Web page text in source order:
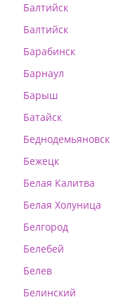
Балтийск
Балтийск
Барабинск
Барнаул
Барыш
Батайск
Беднодемьяновск
Бежецк
Белая Калитва
Белая Холуница
Белгород
Белебей
Белев
Белинский